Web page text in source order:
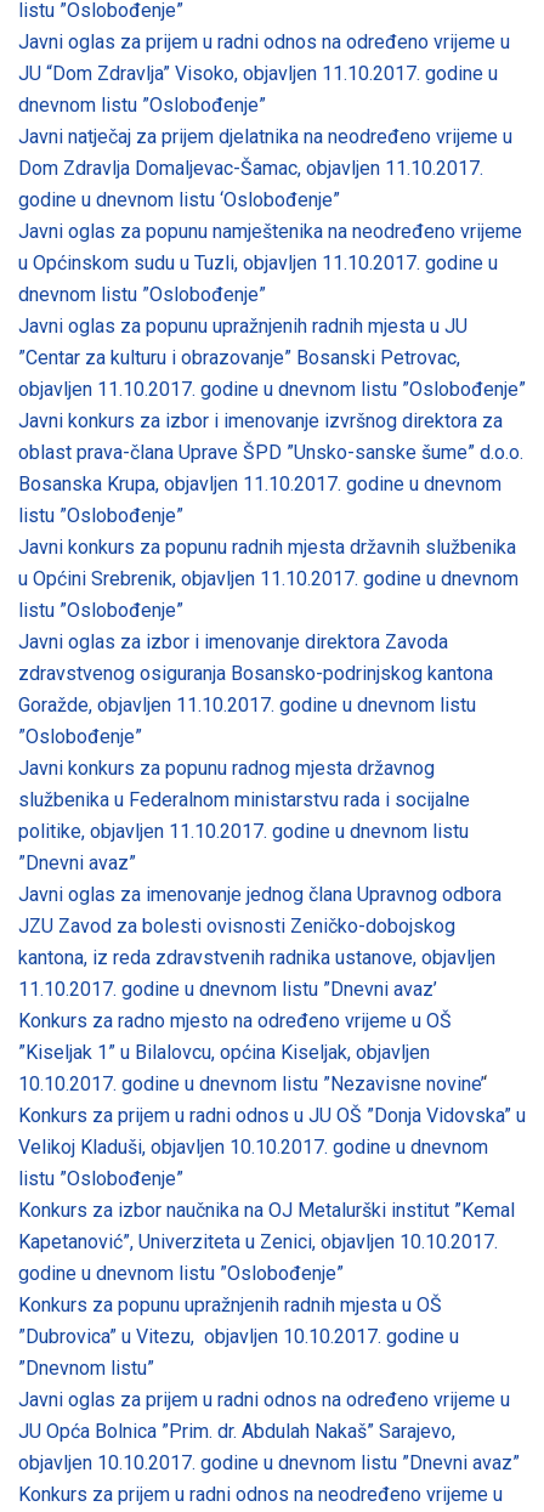
listu ”Oslobođenje”
Javni oglas za prijem u radni odnos na određeno vrijeme u
JU “Dom Zdravlja” Visoko, objavljen 11.10.2017. godine u
dnevnom listu ”Oslobođenje”
Javni natječaj za prijem djelatnika na neodređeno vrijeme u
Dom Zdravlja Domaljevac-Šamac, objavljen 11.10.2017.
godine u dnevnom listu ‘Oslobođenje”
Javni oglas za popunu namještenika na neodređeno vrijeme
u Općinskom sudu u Tuzli, objavljen 11.10.2017. godine u
dnevnom listu ”Oslobođenje”
Javni oglas za popunu upražnjenih radnih mjesta u JU
”Centar za kulturu i obrazovanje” Bosanski Petrovac,
objavljen 11.10.2017. godine u dnevnom listu ”Oslobođenje”
Javni konkurs za izbor i imenovanje izvršnog direktora za
oblast prava-člana Uprave ŠPD ”Unsko-sanske šume” d.o.o.
Bosanska Krupa, objavljen 11.10.2017. godine u dnevnom
listu ”Oslobođenje”
Javni konkurs za popunu radnih mjesta državnih službenika
u Općini Srebrenik, objavljen 11.10.2017. godine u dnevnom
listu ”Oslobođenje”
Javni oglas za izbor i imenovanje direktora Zavoda
zdravstvenog osiguranja Bosansko-podrinjskog kantona
Goražde, objavljen 11.10.2017. godine u dnevnom listu
”Oslobođenje”
Javni konkurs za popunu radnog mjesta državnog
službenika u Federalnom ministarstvu rada i socijalne
politike, objavljen 11.10.2017. godine u dnevnom listu
”Dnevni avaz”
Javni oglas za imenovanje jednog člana Upravnog odbora
JZU Zavod za bolesti ovisnosti Zeničko-dobojskog
kantona, iz reda zdravstvenih radnika ustanove, objavljen
11.10.2017. godine u dnevnom listu ”Dnevni avaz’
Konkurs za radno mjesto na određeno vrijeme u OŠ
”Kiseljak 1” u Bilalovcu, općina Kiseljak, objavljen
10.10.2017. godine u dnevnom listu ”Nezavisne novine’‘
Konkurs za prijem u radni odnos u JU OŠ ”Donja Vidovska” u
Velikoj Kladuši, objavljen 10.10.2017. godine u dnevnom
listu ”Oslobođenje”
Konkurs za izbor naučnika na OJ Metalurški institut ”Kemal
Kapetanović”, Univerziteta u Zenici, objavljen 10.10.2017.
godine u dnevnom listu ”Oslobođenje”
Konkurs za popunu upražnjenih radnih mjesta u OŠ
”Dubrovica” u Vitezu, objavljen 10.10.2017. godine u
”Dnevnom listu”
Javni oglas za prijem u radni odnos na određeno vrijeme u
JU Opća Bolnica ”Prim. dr. Abdulah Nakaš” Sarajevo,
objavljen 10.10.2017. godine u dnevnom listu ”Dnevni avaz”
Konkurs za prijem u radni odnos na neodređeno vrijeme u